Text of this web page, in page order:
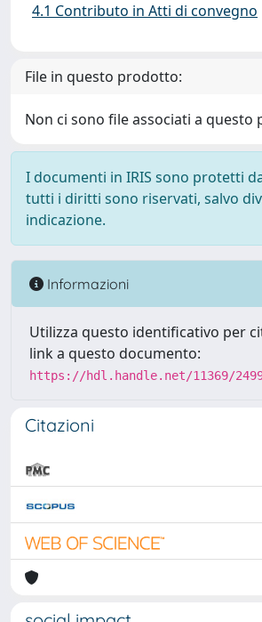
4.1 Contributo in Atti di convegno
File in questo prodotto:
Non ci sono file associati a questo
I documenti in IRIS sono protetti
tutti i diritti sono riservati, salvo
indicazione.
Informazioni
Utilizza questo identificativo per
link a questo documento:
https://hdl.handle.net/11369/
Citazioni